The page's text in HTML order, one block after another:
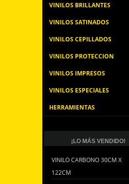
VINILOS BRILLANTES
VINILOS SATINADOS
VINILOS CEPILLADOS
VINILOS PROTECCION
VINILOS IMPRESOS
VINILOS ESPECIALES
HERRAMIENTAS
¡LO MÁS VENDIDO!
VINILO CARBONO 30CM X
122CM